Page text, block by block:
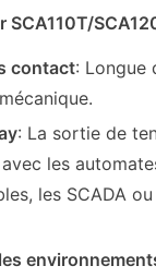
SCA110T/
contact: Longue
: La sortie de
les
les SCADA